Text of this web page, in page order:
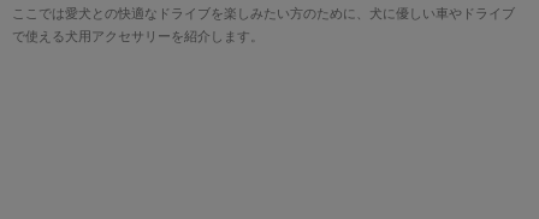
ここでは愛犬との快適なドライブを楽しみたい方のために、犬に優しい車やドライブ
で使える犬用アクセサリーを紹介します。